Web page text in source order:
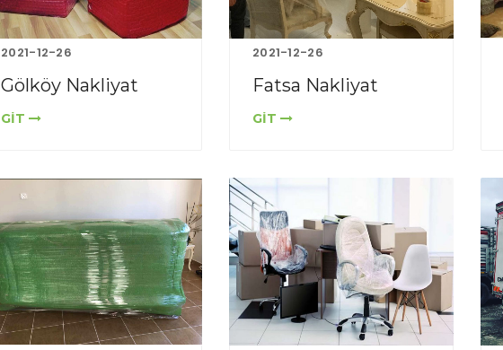
2021-12-26
Gölköy Nakliyat
GİT
2021-12-26
Fatsa Nakliyat
GİT